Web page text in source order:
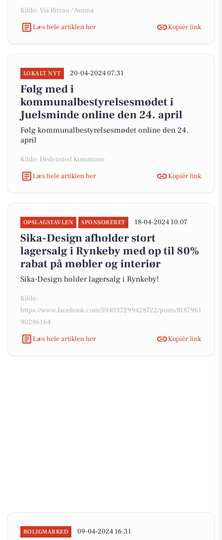
Kilde: Via Ritzau / Anima
Læs hele artiklen her
Kopiér link
LOKALT NYT 20-04-2024 07:31
Følg med i
kommunalbestyrelsesmødet i
Juelsminde online den 24. april
Følg kommunalbestyrelsesmødet online den 24.
april
Kilde: Hedensted Kommune
Læs hele artiklen her
Kopiér link
OPSLAGSTAVLEN SPONSORERET 18-04-2024 10:07
Sika-Design afholder stort
lagersalg i Rynkeby med op til 80%
rabat på møbler og interiør
Sika-Design holder lagersalg i Rynkeby!
Kilde:
https://www.facebook.com/594037299428722/posts/8187961
90286164
Læs hele artiklen her
Kopiér link
BOLIGMARKED 09-04-2024 16:31